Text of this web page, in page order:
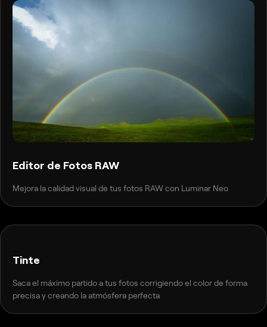
Editor de Fotos RAW
Mejora la calidad visual de tus fotos RAW con Luminar Neo
Tinte
Saca el máximo partido a tus fotos corrigiendo el color de forma
precisa y creando la atmósfera perfecta